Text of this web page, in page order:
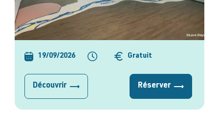
19/09/2026 Gratuit
Découvrir Réserver